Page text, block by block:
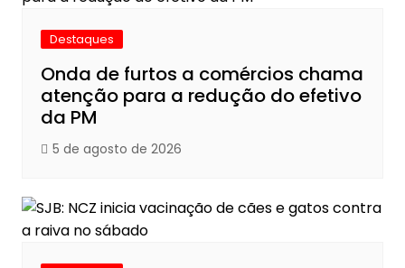
Destaques
Onda de furtos a comércios chama
atenção para a redução do efetivo
da PM
5 de agosto de 2026